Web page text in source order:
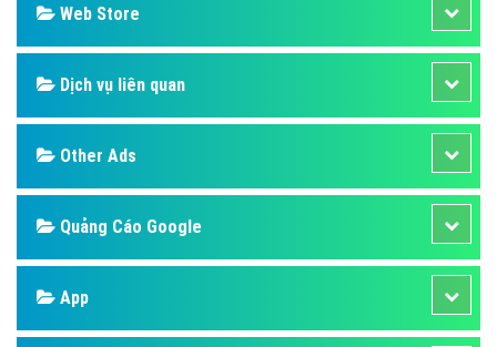
Web Store
Dịch vụ liên quan
Other Ads
Quảng Cáo Google
App